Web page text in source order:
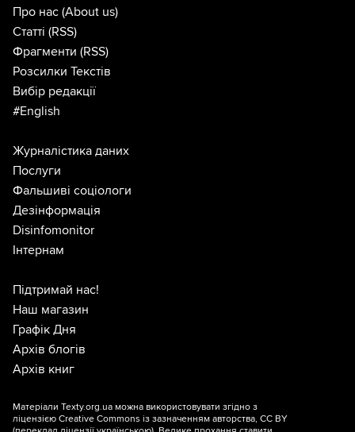
Про нас (About us)
Статті (RSS)
Фрагменти (RSS)
Розсилки Текстів
Вибір редакції
#English
Журналістика даних
Послуги
Фальшиві соціологи
Дезінформація
Disinfomonitor
Інтернам
Підтримай нас!
Наш магазин
Графік Дня
Архів блогів
Архів книг
Матеріали Texty.org.ua можна використовувати згідно з
ліцензією Creative Commons із зазначенням авторства, CC BY